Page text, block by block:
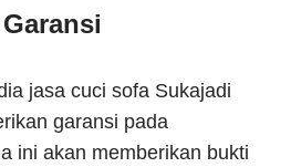
jasa cuci sofa Sukajadi
garansi pada
ini akan memberikan bukti